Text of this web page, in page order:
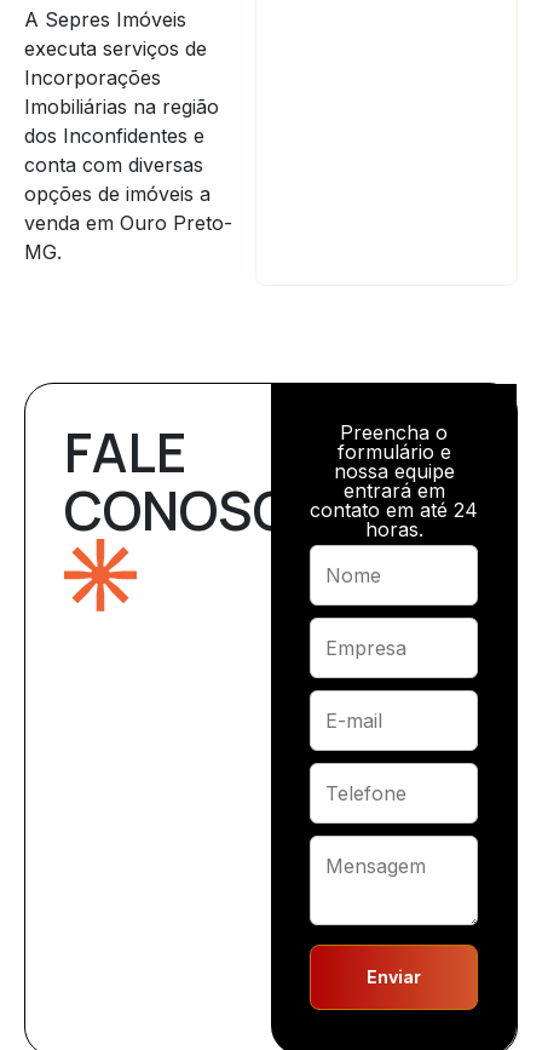
A Sepres Imóveis
executa serviços de
Incorporações
Imobiliárias na região
dos Inconfidentes e
conta com diversas
opções de imóveis a
venda em Ouro Preto-
MG.
FALE
CONOSCO
Preencha o
formulário e
nossa equipe
entrará em
contato em até 24
horas.
Enviar